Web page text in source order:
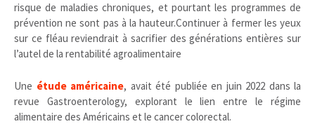
risque de maladies chroniques, et pourtant les programmes de
prévention ne sont pas à la hauteur.Continuer à fermer les yeux
sur ce fléau reviendrait à sacrifier des générations entières sur
l’autel de la rentabilité agroalimentaire
Une étude américaine, avait été publiée en juin 2022 dans la
revue Gastroenterology, explorant le lien entre le régime
alimentaire des Américains et le cancer colorectal.